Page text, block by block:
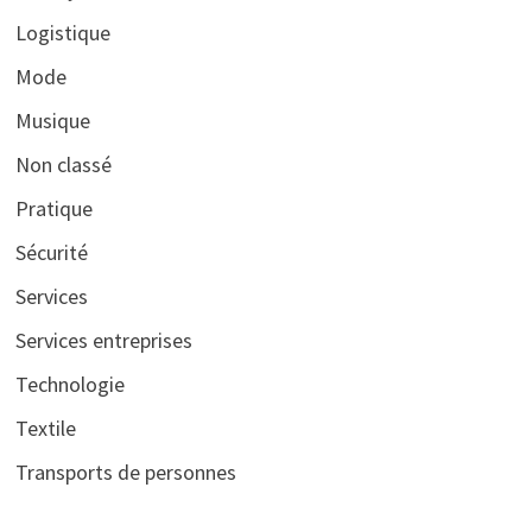
Logistique
Mode
Musique
Non classé
Pratique
Sécurité
Services
Services entreprises
Technologie
Textile
Transports de personnes